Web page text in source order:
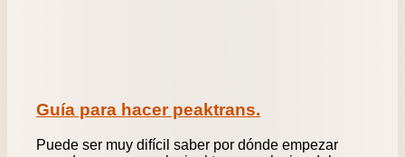
Guía para hacer peaktrans.
Puede ser muy difícil saber por dónde empezar